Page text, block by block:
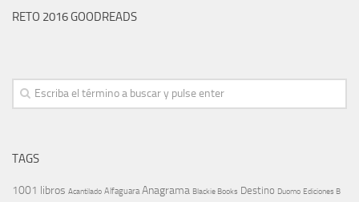
RETO 2016 GOODREADS
TAGS
1001 libros Acantilado Alfaguara Anagrama Blackie Books Destino Duomo Ediciones B